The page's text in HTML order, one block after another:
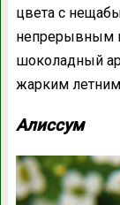
цвета с
непрерывным
шоколадный
жарким
Алиссум